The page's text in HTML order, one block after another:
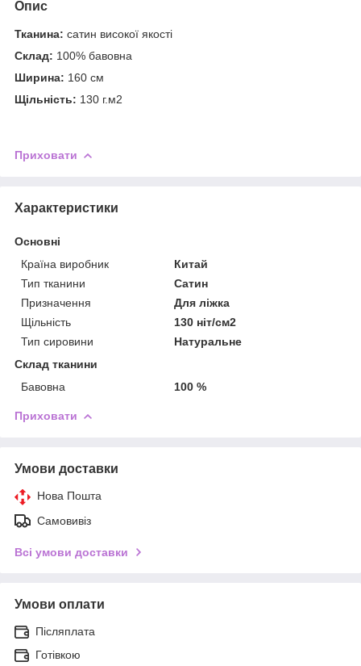
Опис
Тканина: сатин високої якості
Склад: 100% бавовна
Ширина: 160 см
Щільність: 130 г.м2
Приховати
Характеристики
Основні
Країна виробник
Китай
Тип тканини
Сатин
Призначення
Для ліжка
Щільність
130 ніт/см2
Тип сировини
Натуральне
Склад тканини
Бавовна
100 %
Приховати
Умови доставки
Нова Пошта
Самовивіз
Всі умови доставки
Умови оплати
Післяплата
Готівкою